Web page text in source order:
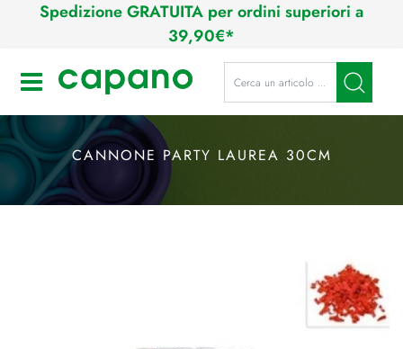
Spedizione GRATUITA per ordini superiori a
39,90€*
Open La modifica di un filtro
CANNONE PARTY LAUREA 30CM